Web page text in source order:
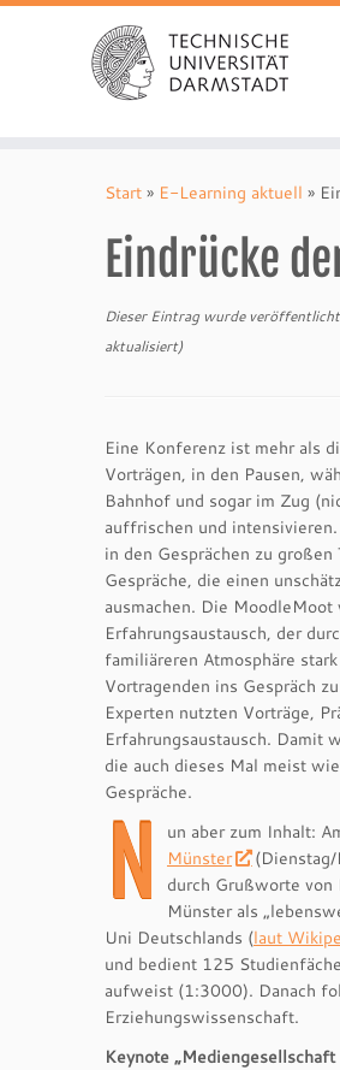
Start » E-Learning aktuell »
Eindrücke
Dieser Eintrag wurde
aktualisiert)
Eine Konferenz ist mehr als
Vorträgen, in den Pausen,
Bahnhof und sogar im Zug
auffrischen und
in den Gesprächen zu
Gespräche, die einen
ausmachen. Die
Erfahrungsaustausch, der
familiäreren Atmosphäre
Vortragenden ins Gespräch
Experten nutzten Vorträge,
Erfahrungsaustausch. Damit
die auch dieses Mal meist
Gespräche.
N un aber zum Inhalt:
Münster
(Dienstag/
durch Grußworte
Münster als
Uni Deutschlands (laut
und bedient 125
aufweist (1:3000). Danach
Erziehungswissenschaft.
Keynote